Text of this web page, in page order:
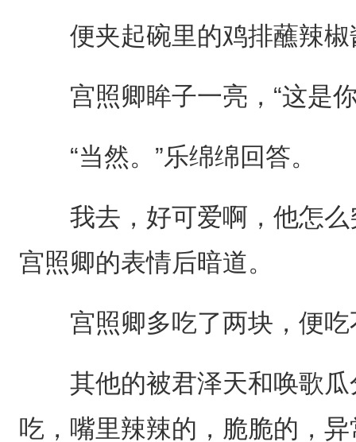
便夹起碗里的鸡排蘸辣椒
宫照卿眸子一亮，“这是你
“当然。”乐绵绵回答。
我去，好可爱啊，他怎么
宫照卿的表情后暗道。
宫照卿多吃了两块，便吃
其他的被君泽天和唤歌瓜
吃，嘴里辣辣的，脆脆的，